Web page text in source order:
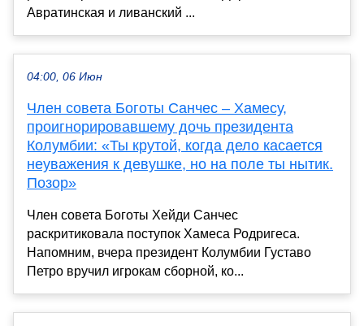
Авратинская и ливанский ...
04:00, 06 Июн
Член совета Боготы Санчес – Хамесу,
проигнорировавшему дочь президента
Колумбии: «Ты крутой, когда дело касается
неуважения к девушке, но на поле ты нытик.
Позор»
Член совета Боготы Хейди Санчес
раскритиковала поступок Хамеса Родригеса.
Напомним, вчера президент Колумбии Густаво
Петро вручил игрокам сборной, ко...